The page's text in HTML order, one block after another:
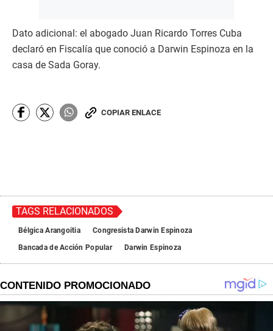
Dato adicional: el abogado Juan Ricardo Torres Cuba
declaró en Fiscalía que conoció a Darwin Espinoza en la
casa de Sada Goray.
COPIAR ENLACE
TAGS RELACIONADOS
Bélgica Arangoitia
Congresista Darwin Espinoza
Bancada de Acción Popular
Darwin Espinoza